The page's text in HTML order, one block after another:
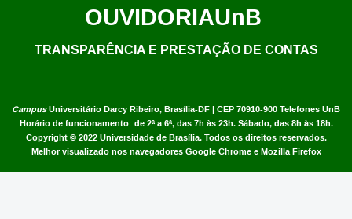
CampusUniversitário Darcy Ribeiro, Brasília-DF | CEP 70910-900 Telefones UnB
Horário de funcionamento: de 2ª a 6ª, das 7h às 23h. Sábado, das 8h às 18h.
Copyright © 2022 Universidade de Brasília. Todos os direitos reservados.
Melhor visualizado nos navegadores Google Chrome e Mozilla Firefox
OUVIDORIAUnB
TRANSPARÊNCIA E PRESTAÇÃO DE CONTAS